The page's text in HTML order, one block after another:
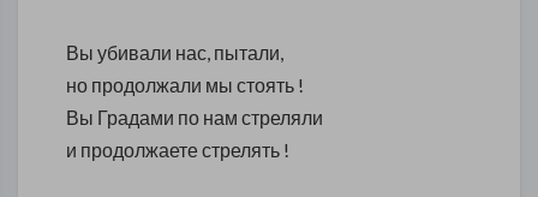
Вы убивали нас, пытали,
но продолжали мы стоять !
Вы Градами по нам стреляли
и продолжаете стрелять !